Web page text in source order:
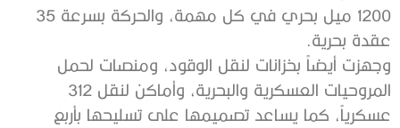
1200 ميل بحري في كل مهمة، والحركة بسرعة 35
عقدة بحرية.
وجهزت أيضاً بخزانات لنقل الوقود، ومنصات لحمل
المروحيات العسكرية والبحرية، وأماكن لنقل 312
عسكرياً، كما يساعد تصميمها على تسليحها بأربع